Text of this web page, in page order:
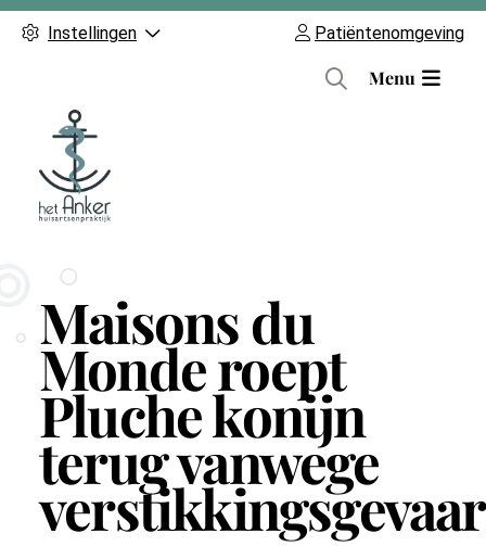
Instellingen Patiëntenomgeving
H
Menu
Maisons du
Monde roept
Pluche konijn
terug vanwege
verstikkingsgevaar